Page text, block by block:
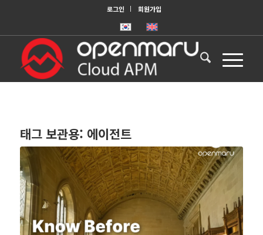
로그인 회원가입
태그 보관용: 에이전트